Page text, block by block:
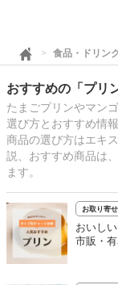
食品・ドリン
おすすめの「プリ
たまごプリンやマン
選び方とおすすめ情
商品の選び方はエキ
説、おすすめ商品は
ます。
お取り寄
おいし
市販・